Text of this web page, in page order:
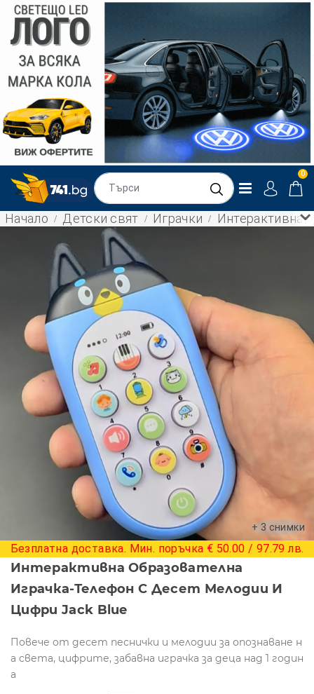
0
Начало Детски свят Играчки Интерактивна
+ 3 снимки
Безплатна доставка. Мин. поръчка € 50.00 / 97.79 лв.
Интерактивна Образователна
Играчка-Телефон С Десет Мелодии И
Цифри Jack Blue
Повече от десет песнички и мелодии за опознаване н
а света, цифрите, забавна играчка за деца над 1 годин
а